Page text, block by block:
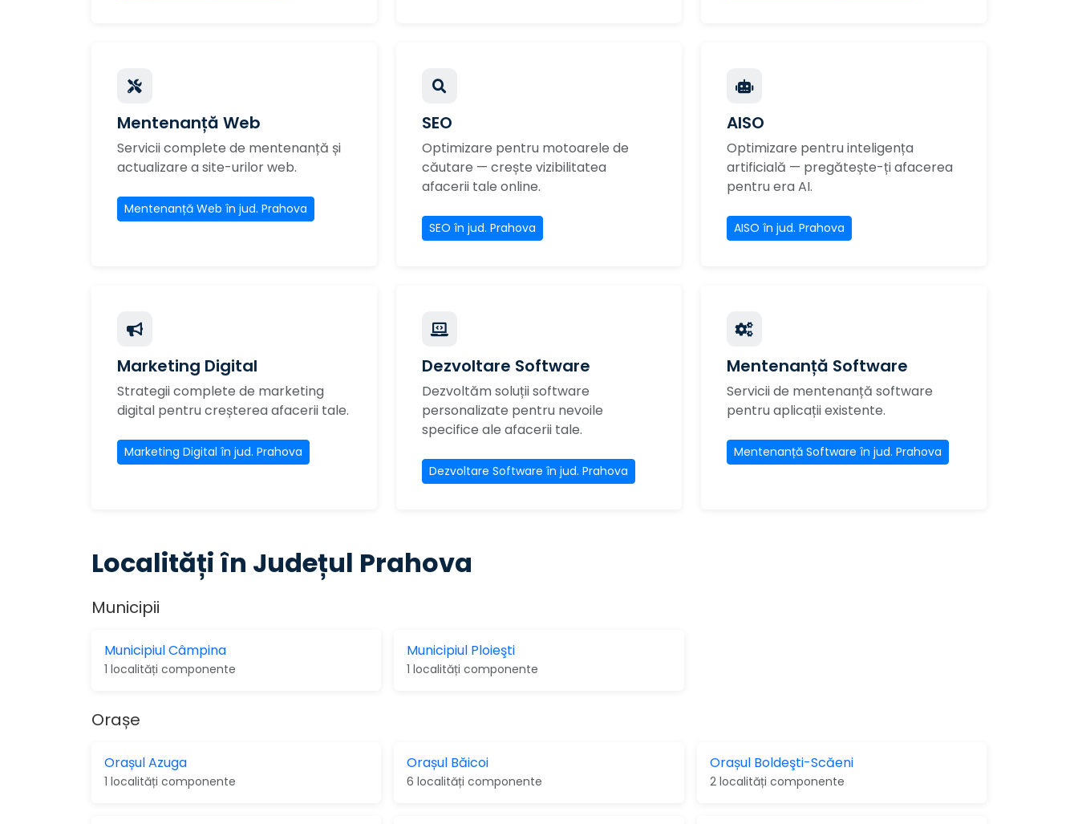
Mentenanță Web
Servicii complete de mentenanță și
actualizare a site-urilor web.
Mentenanță Web în jud. Prahova
SEO
Optimizare pentru motoarele de
căutare — crește vizibilitatea
afacerii tale online.
SEO în jud. Prahova
AISO
Optimizare pentru inteligența
artificială — pregătește-ți afacerea
pentru era AI.
AISO în jud. Prahova
Marketing Digital
Strategii complete de marketing
digital pentru creșterea afacerii tale.
Marketing Digital în jud. Prahova
Dezvoltare Software
Dezvoltăm soluții software
personalizate pentru nevoile
specifice ale afacerii tale.
Dezvoltare Software în jud. Prahova
Mentenanță Software
Servicii de mentenanță software
pentru aplicații existente.
Mentenanță Software în jud. Prahova
Localități în Județul Prahova
Municipii
Municipiul Câmpina
1 localități componente
Municipiul Ploieşti
1 localități componente
Orașe
Orașul Azuga
1 localități componente
Orașul Băicoi
6 localități componente
Orașul Boldeşti-Scăeni
2 localități componente